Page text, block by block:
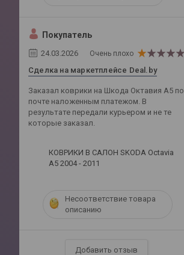
Покупатель
24.03.2026 Очень плохо
Сделка на маркетплейсе Deal.by
Заказал коврики на Шкода Октавия А5 по
почте наложенным платежом. В
результате передали курьером и не те
которые заказал.
КОВРИКИ В САЛОН SKODA Octavia
A5 2004 - 2011
Несоответствие товара
описанию
Добавить отзыв